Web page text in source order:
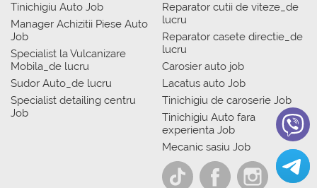
Tinichigiu Auto Job
Manager Achizitii Piese Auto
Job
Specialist la Vulcanizare
Mobila_de lucru
Sudor Auto_de lucru
Specialist detailing centru
Job
Reparator cutii de viteze_de
lucru
Reparator casete directie_de
lucru
Carosier auto job
Lacatus auto Job
Tinichigiu de caroserie Job
Tinichigiu Auto fara
experienta Job
Mecanic sasiu Job